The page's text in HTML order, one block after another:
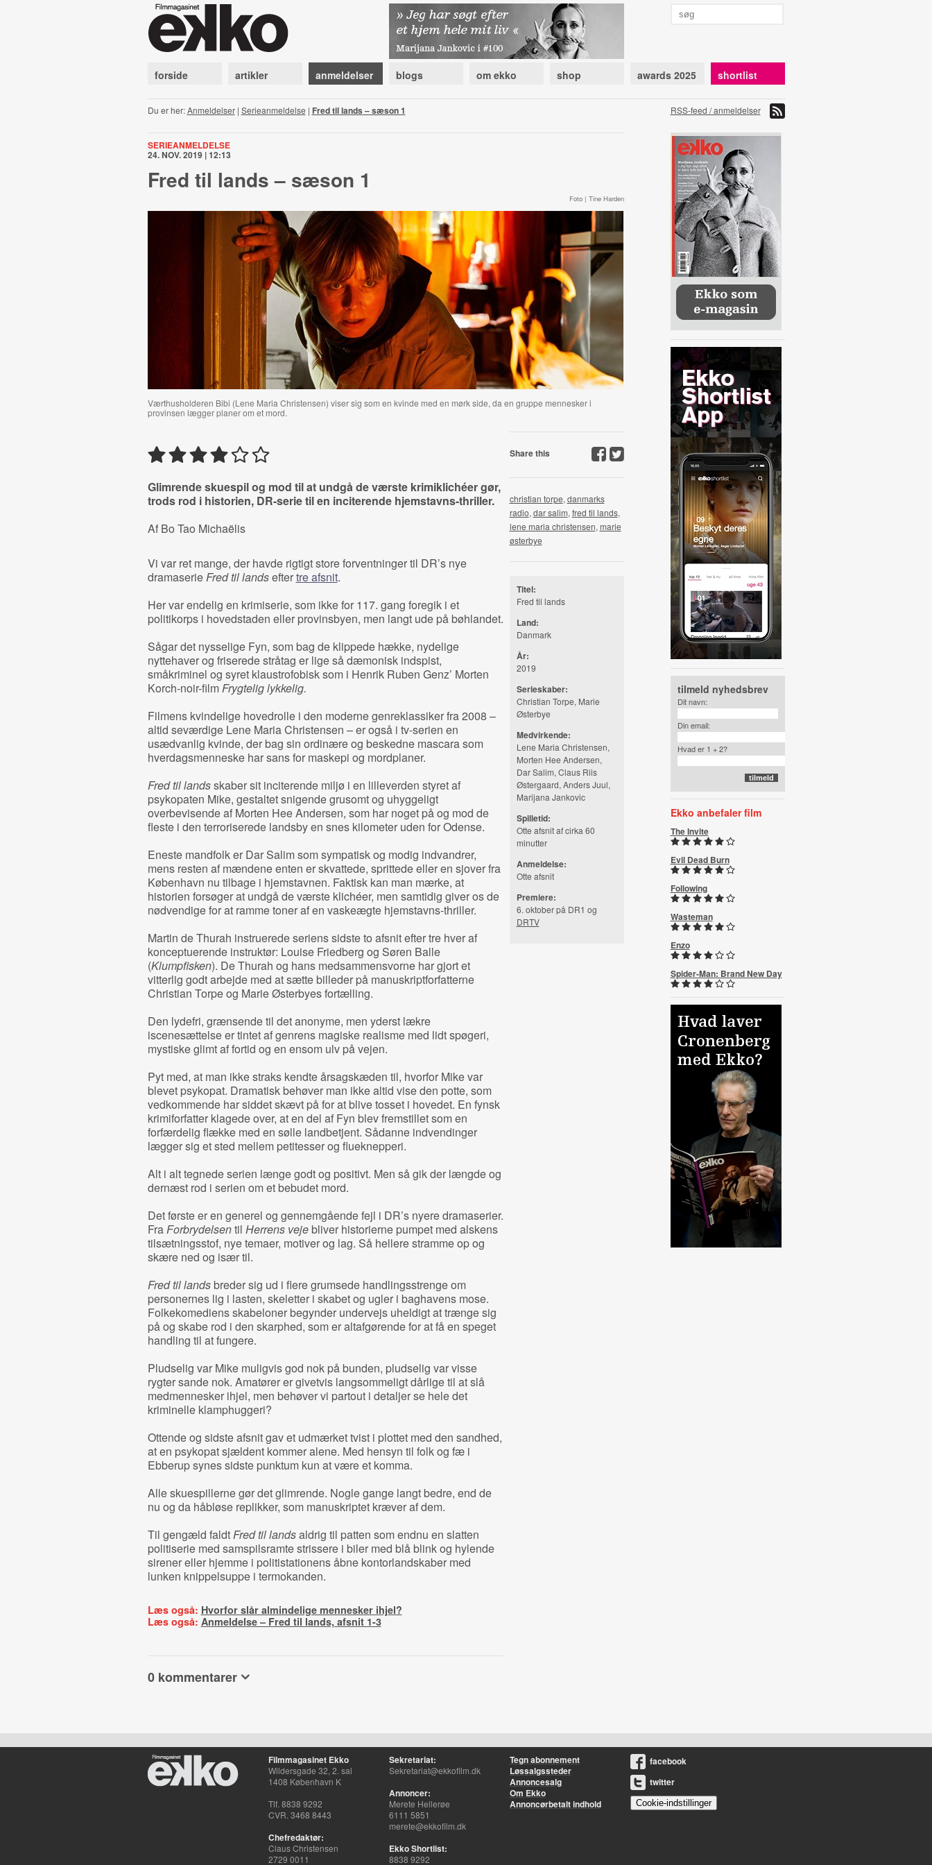
forside artikler anmeldelser blogs om ekko shop awards 2025 shortlist
Du er her:Anmeldelser| Serieanmeldelse | Fred til lands – sæson 1 RSS-feed / anmeldelser
SERIEANMELDELSE
24. NOV. 2019 | 12:13
Fred til lands – sæson 1
Foto | Tine Harden
Værthusholderen Bibi (Lene Maria Christensen) viser sig som en kvinde med en mørk side, da en gruppe mennesker i
provinsen lægger planer om et mord.
Glimrende skuespil og mod til at undgå de værste krimiklichéer gør,
trods rod i historien, DR-serie til en inciterende hjemstavns-thriller.
Af Bo Tao Michaëlis
Vi var ret mange, der havde rigtigt store forventninger til DR’s nye
dramaserieFred til landseftertre afsnit.
Her var endelig en krimiserie, som ikke for 117. gang foregik i et
politikorps i hovedstaden eller provinsbyen, men langt ude på bøhlandet.
Sågar det nysselige Fyn, som bag de klippede hække, nydelige
nyttehaver og friserede stråtag er lige så dæmonisk indspist,
småkriminel og syret klaustrofobisk som i Henrik Ruben Genz’ Morten
Korch-noir-filmFrygtelig lykkelig.
Filmens kvindelige hovedrolle i den moderne genreklassiker fra 2008 –
altid seværdige Lene Maria Christensen – er også i tv-serien en
usædvanlig kvinde, der bag sin ordinære og beskedne mascara som
hverdagsmenneske har sans for maskepi og mordplaner.
Fred til landsskaber sit inciterende miljø i en lilleverden styret af
psykopaten Mike, gestaltet snigende grusomt og uhyggeligt
overbevisende af Morten Hee Andersen, som har noget på og mod de
fleste i den terroriserede landsby en snes kilometer uden for Odense.
Eneste mandfolk er Dar Salim som sympatisk og modig indvandrer,
mens resten af mændene enten er skvattede, sprittede eller en sjover fra
København nu tilbage i hjemstavnen. Faktisk kan man mærke, at
historien forsøger at undgå de værste klichéer, men samtidig giver os de
nødvendige for at ramme toner af en vaskeægte hjemstavns-thriller.
Martin de Thurah instruerede seriens sidste to afsnit efter tre hver af
konceptuerende instruktør: Louise Friedberg og Søren Balle
(Klumpfisken). De Thurah og hans medsammensvorne har gjort et
vitterlig godt arbejde med at sætte billeder på manuskriptforfatterne
Christian Torpe og Marie Østerbyes fortælling.
Den lydefri, grænsende til det anonyme, men yderst lækre
iscenesættelse er tintet af genrens magiske realisme med lidt spøgeri,
mystiske glimt af fortid og en ensom ulv på vejen.
Pyt med, at man ikke straks kendte årsagskæden til, hvorfor Mike var
blevet psykopat. Dramatisk behøver man ikke altid vise den potte, som
vedkommende har siddet skævt på for at blive tosset i hovedet. En fynsk
krimiforfatter klagede over, at en del af Fyn blev fremstillet som en
forfærdelig flække med en sølle landbetjent. Sådanne indvendinger
lægger sig et sted mellem petitesser og flueknepperi.
Alt i alt tegnede serien længe godt og positivt. Men så gik der længde og
dernæst rod i serien om et bebudet mord.
Det første er en generel og gennemgående fejl i DR’s nyere dramaserier.
FraForbrydelsentil Herrens vejebliver historierne pumpet med alskens
tilsætningsstof, nye temaer, motiver og lag. Så hellere stramme op og
skære ned og især til.
Fred til landsbreder sig ud i flere grumsede handlingsstrenge om
personernes lig i lasten, skeletter i skabet og ugler i baghavens mose.
Folkekomediens skabeloner begynder undervejs uheldigt at trænge sig
på og skabe rod i den skarphed, som er altafgørende for at få en speget
handling til at fungere.
Pludselig var Mike muligvis god nok på bunden, pludselig var visse
rygter sande nok. Amatører er givetvis langsommeligt dårlige til at slå
medmennesker ihjel, men behøver vi partout i detaljer se hele det
kriminelle klamphuggeri?
Ottende og sidste afsnit gav et udmærket tvist i plottet med den sandhed,
at en psykopat sjældent kommer alene. Med hensyn til folk og fæ i
Ebberup synes sidste punktum kun at være et komma.
Alle skuespillerne gør det glimrende. Nogle gange langt bedre, end de
nu og da håbløse replikker, som manuskriptet kræver af dem.
Til gengæld faldtFred til landsaldrig til patten som endnu en slatten
politiserie med samspilsramte strissere i biler med blå blink og hylende
sirener eller hjemme i politistationens åbne kontorlandskaber med
lunken knippelsuppe i termokanden.
Læs også: Hvorfor slår almindelige mennesker ihjel?
Læs også: Anmeldelse – Fred til lands, afsnit 1-3
0 kommentarer
Share this
christian torpe, danmarks
radio, dar salim, fred til lands,
lene maria christensen, marie
østerbye
Titel:
Fred til lands
Land:
Danmark
År:
2019
Serieskaber:
Christian Torpe, Marie
Østerbye
Medvirkende:
Lene Maria Christensen,
Morten Hee Andersen,
Dar Salim, Claus Riis
Østergaard, Anders Juul,
Marijana Jankovic
Spilletid:
Otte afsnit af cirka 60
minutter
Anmeldelse:
Otte afsnit
Premiere:
6. oktober på DR1 og
DRTV
tilmeld nyhedsbrev
Dit navn:
Din email:
Hvad er 1 + 2?
Ekko anbefaler film
The Invite
Evil Dead Burn
Following
Wasteman
Enzo
Spider-Man: Brand New Day
Filmmagasinet Ekko
Wildersgade 32, 2. sal
1408 København K
Tlf. 8838 9292
CVR. 3468 8443
Chefredaktør:
Claus Christensen
2729 0011
Sekretariat:
Sekretariat@ekkofilm.dk
Annoncer:
Merete Hellerøe
6111 5851
merete@ekkofilm.dk
Ekko Shortlist:
8838 9292
Tegn abonnement
Løssalgssteder
Annoncesalg
Om Ekko
Annoncørbetalt indhold
facebook
twitter
Cookie-indstillinger